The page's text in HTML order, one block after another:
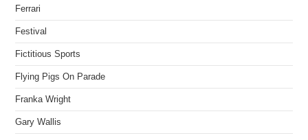
Ferrari
Festival
Fictitious Sports
Flying Pigs On Parade
Franka Wright
Gary Wallis